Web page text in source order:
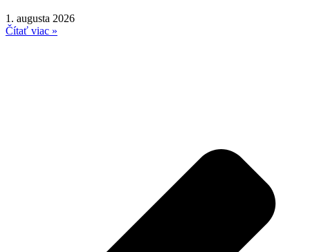
1. augusta 2026
Čítať viac »